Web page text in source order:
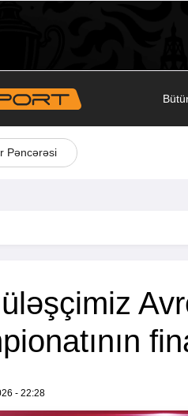
Pəncərəsi
- 22:28